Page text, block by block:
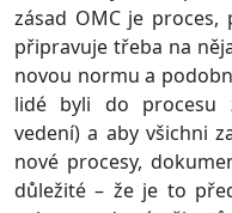
zásad OMC je
připravuje třeba na
novou normu a
lidé byli do procesu
vedení) a aby všichni
nové procesy,
důležité – že je to